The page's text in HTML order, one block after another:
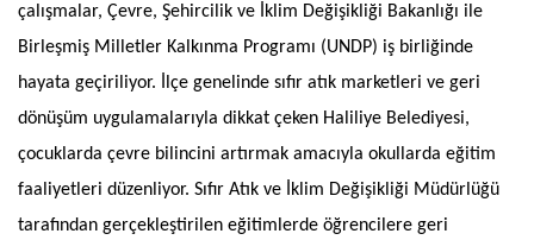
çalışmalar, Çevre, Şehircilik ve İklim Değişikliği Bakanlığı ile
Birleşmiş Milletler Kalkınma Programı (UNDP) iş birliğinde
hayata geçiriliyor. İlçe genelinde sıfır atık marketleri ve geri
dönüşüm uygulamalarıyla dikkat çeken Haliliye Belediyesi,
çocuklarda çevre bilincini artırmak amacıyla okullarda eğitim
faaliyetleri düzenliyor. Sıfır Atık ve İklim Değişikliği Müdürlüğü
tarafından gerçekleştirilen eğitimlerde öğrencilere geri